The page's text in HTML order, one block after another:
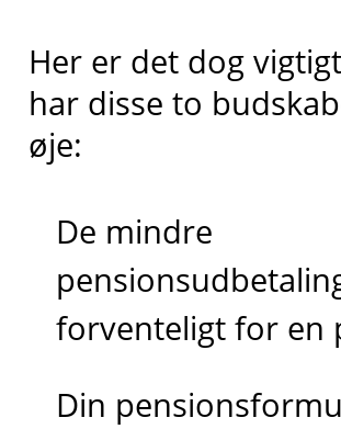
Her er det dog
har disse to
øje:
De mindre
forventeligt for en
Din